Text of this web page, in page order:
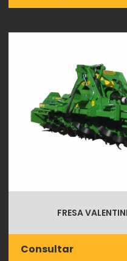
FRESA
Consultar